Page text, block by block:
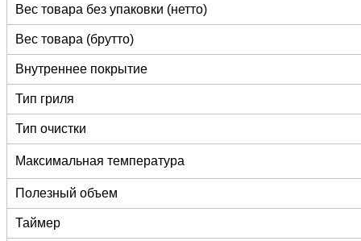
Вес товара без упаковки (нетто)
Вес товара (брутто)
Внутреннее покрытие
Тип гриля
Тип очистки
Максимальная температура
Полезный объем
Таймер